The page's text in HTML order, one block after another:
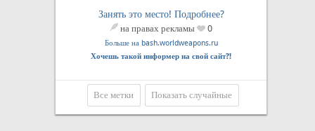
Занять это место! Подробнее?
на правах рекламы 0
Больше на bash.worldweapons.ru
Хочешь такой информер на свой сайт?!
Все метки Показать случайные